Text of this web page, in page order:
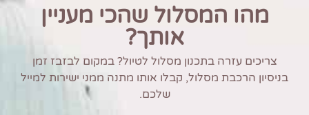
מהו המסלול שהכי מעניין
אותך?
צריכים עזרה בתכנון מסלול לטיול? במקום לבזבז זמן
בניסיון הרכבת מסלול, קבלו אותו מתנה ממני ישירות למייל
שלכם.